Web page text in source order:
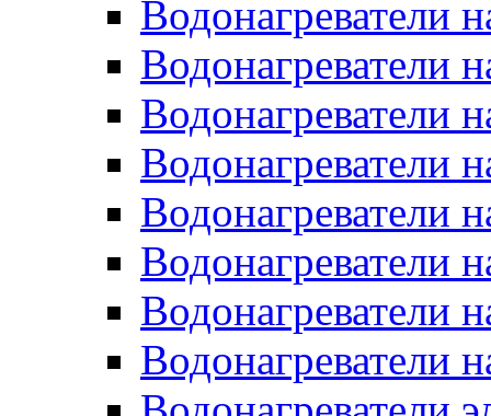
Водонагреватели
Водонагреватели
Водонагреватели
Водонагреватели
Водонагреватели
Водонагреватели
Водонагреватели
Водонагреватели